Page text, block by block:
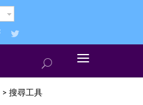
> 搜尋工具